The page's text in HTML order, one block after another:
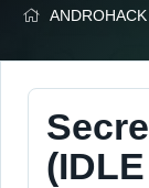
ANDROHACK